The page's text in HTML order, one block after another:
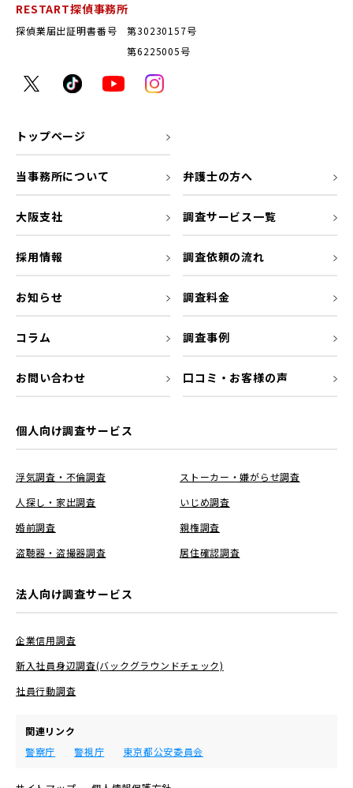
RESTART探偵事務所
探偵業届出証明書番号 第30230157号
第6225005号
トップページ
当事務所について 弁護士の方へ
大阪支社 調査サービス一覧
採用情報 調査依頼の流れ
お知らせ 調査料金
コラム 調査事例
お問い合わせ 口コミ・お客様の声
個人向け調査サービス
浮気調査・不倫調査
ストーカー・嫌がらせ調査
人探し・家出調査
いじめ調査
婚前調査
親権調査
盗聴器・盗撮器調査
居住確認調査
法人向け調査サービス
企業信用調査
新入社員身辺調査(バックグラウンドチェック)
社員行動調査
関連リンク
警察庁
警視庁 東京都公安委員会